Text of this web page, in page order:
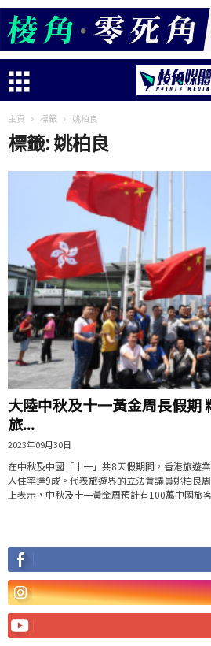
主頁 標籤 姚柏良
標籤: 姚柏良
大陸中秋及十一黃金周長假期
旅...
2023年09月30日
在中秋及中國「十一」共8天假期間，香港旅遊
入住率達9成。代表旅遊界的立法會議員姚柏良
上表示，中秋及十一黃金周預計有100萬中國旅